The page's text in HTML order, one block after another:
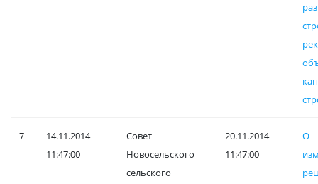
7
14.11.2014
11:47:00
Совет
Новосельского
сельского
20.11.2014
11:47:00
О